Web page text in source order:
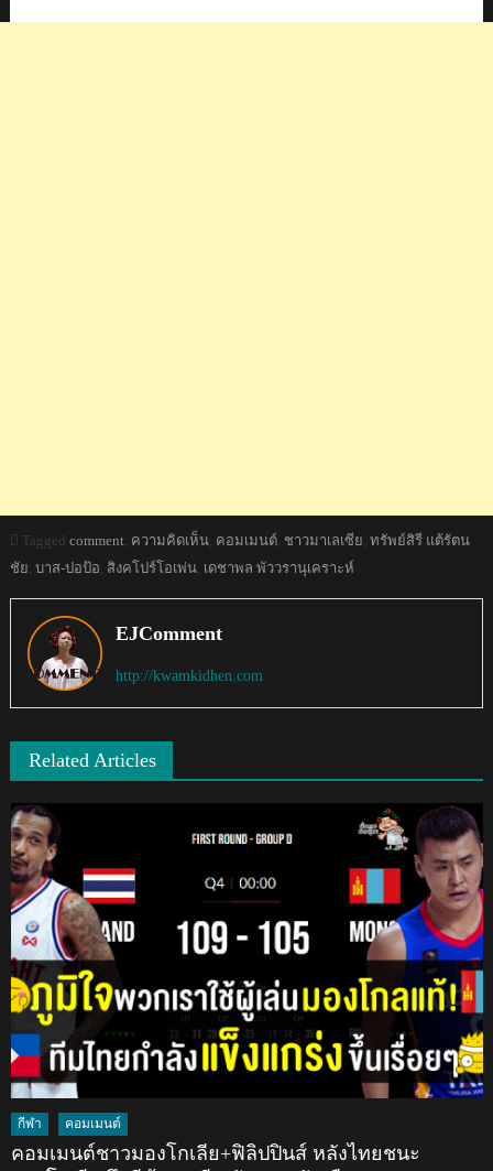
Tagged comment, ความคิดเห็น, คอมเมนต์, ชาวมาเลเซีย, ทรัพย์สิรี แต้รัตน
ชัย, บาส-ปอป้อ, สิงคโปร์โอเพ่น, เดชาพล พัววรานุเคราะห์
EJComment
http://kwamkidhen.com
Related Articles
กีฬา คอมเมนต์
คอมเมนต์ชาวมองโกเลีย+ฟิลิปปินส์ หลังไทยชนะ